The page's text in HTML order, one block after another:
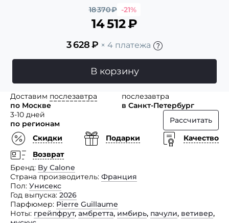
18 370₽ -21%
14 512₽
3 628₽ × 4 платежа
В корзину
Доставим послезавтра
по Москве
послезавтра
в Санкт-Петербург
3-10 дней
по регионам
Рассчитать
Скидки
Подарки
Качество
Возврат
Бренд By Calone
Страна производитель Франция
Пол Унисекс
Год выпуска 2026
Парфюмер Pierre Guillaume
Ноты грейпфрут, амбретта, имбирь, пачули, ветивер,